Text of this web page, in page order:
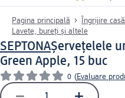
Pagina principală Îngrijire casă
Lavete, bureți și altele
SEPTONAȘervețelele
Green Apple, 15 buc
0 (Evaluare